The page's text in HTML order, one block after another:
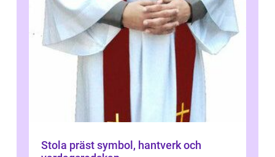
Stola präst symbol, hantverk och